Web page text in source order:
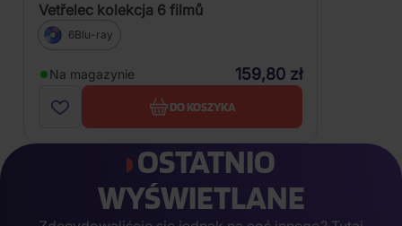
Vetřelec kolekcja 6 filmů
6Blu-ray
Na magazynie 159,80 zł
DO KOSZYKA
OSTATNIO
WYŚWIETLANE